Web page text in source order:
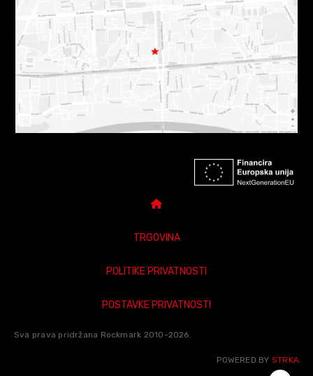
TRGOVINA
POLITIKE PRIVATNOSTI
POSTAVKE PRIVATNOSTI
Sva prava pridržana Rockmark 2010-2026.
POWERED BY STRKA